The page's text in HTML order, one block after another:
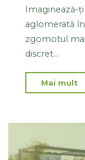
Imaginează-
aglomerată
zgomotul
discret…
Mai mult